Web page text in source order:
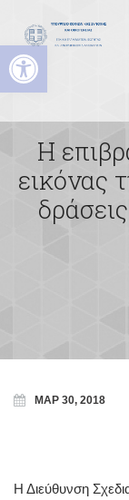
Ανοίξτε τη γραμμή
Η
εικόνας
ΜΑΡ 30, 2018
Η Διεύθυνση